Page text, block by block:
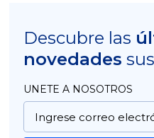
Descubre las
novedades
UNETE A NOSOTROS